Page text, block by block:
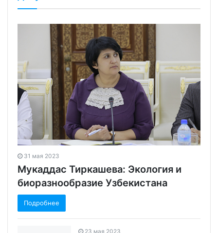
Мукаддас Тиркашева: Экология и
биоразнообразие Узбекистана